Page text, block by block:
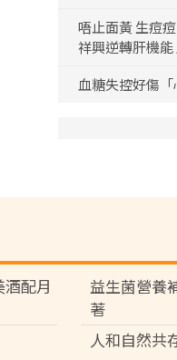
唔止面黃 生痘
祥興逆轉肝機
血糖失控好傷「
配月
益生菌營養
著
人和自然共